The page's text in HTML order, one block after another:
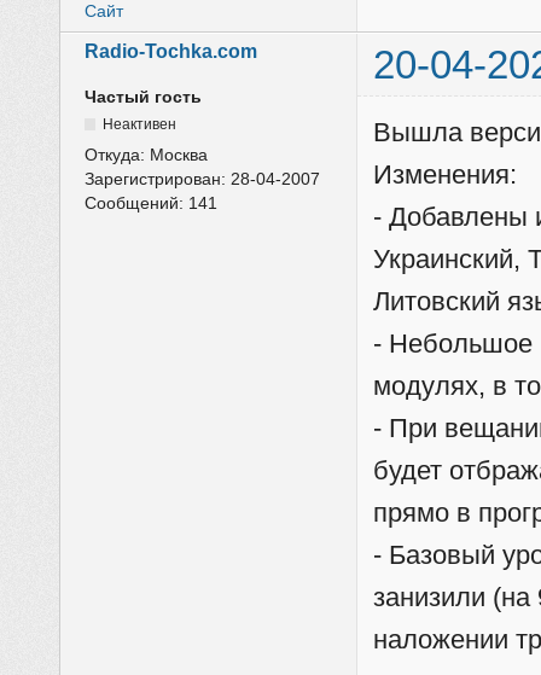
Сайт
Radio-Tochka.com 20-04-
Частый гость
Неактивен
Откуда: Москва
Зарегистрирован: 28-04-2007
Сообщений: 141
Вышла
Изменения:
- Добавлены
Украинский,
Литовский
- Небольшое
модулях, в
- При
будет
прямо в
- Базовый
занизили
наложении